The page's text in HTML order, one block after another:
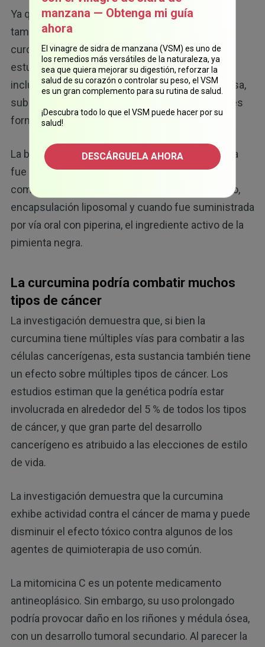
Ya que una mayor biodisponibilidad y absorción
también podrían mejorar las acciones de la
curcumina en el cuerpo, los investigadores han
estudiado diversos métodos de suministro, que
incluyen la administración por vía oral, intravenosa,
subcutánea e intraperitoneal, así como diferentes
formulaciones del producto.
La biodisponibilidad mejoró cuando la curcumina
fue administrada en forma de nanopartícula, en
combinación con el ácido poliláctico-co-glicólico,
encapsulación liposomal y cuando fue suministrada
por vía oral con piperina, el ingrediente activo de la
pimienta negra.
La curcumina podría combatir muchos
tipos de cáncer
La investigación demuestra que, si bien la
curcumina tiene múltiples vías para combatir a las
células cancerígenas, esta sustancia también tiene
un efecto sobre múltiples tipos de cáncer. Los
estudios estiman que la genética podría estar
involucrada en alrededor del 5 % de todos los tipos
de cáncer, y que gran parte del desarrollo
cancerígeno es atribuido a las elecciones de estilo
de vida.
La investigación demuestra que la curcumina
exhibe actividad contra el cáncer de mama y puede
disminuir el efecto tóxico contra algunos de los
agentes de quimioterapia de uso común.
La mitomicina C es un potente medicamento
antineoplásico. Sin embargo, su uso prolongado
podría provocar daño en los riñones y médula ósea,
con un desarrollo tumoral secundario. Al parecer la
manzana — Obtenga mi guía
ahora
El vinagre de sidra de manzana (VSM) es uno de
los remedios más versátiles de la naturaleza, ya
sea que quiera mejorar su digestión, reforzar la
salud de su corazón o controlar su peso, el VSM
es un gran complemento para su rutina de salud.
¡Descubra todo lo que el VSM puede hacer por su
salud!
DESCÁRGUELA AHORA